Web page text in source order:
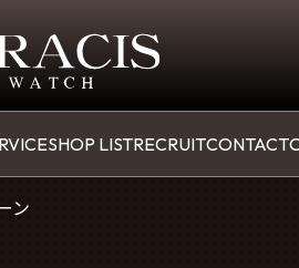
SHOP LISTRECRUITCONTACT
ン